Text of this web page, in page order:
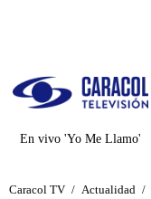
En vivo 'Yo Me Llamo'
Caracol TV / Actualidad /